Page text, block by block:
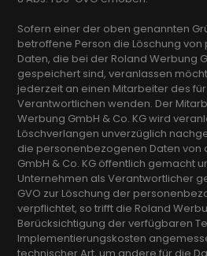
Sofern einer der oben genannten
betroffene Person die Löschung
Daten, die bei der Roland Werbung
gespeichert sind, veranlassen
jederzeit an einen Mitarbeiter des
Verantwortlichen wenden. Der
Werbung GmbH & Co. KG wird
Löschverlangen unverzüglich
die personenbezogenen Daten von
GmbH & Co. KG öffentlich gemacht
Unternehmen als Verantwortlicher
GVO zur Löschung der
verpflichtet, so trifft die Roland
Berücksichtigung der verfügbaren
Implementierungskosten